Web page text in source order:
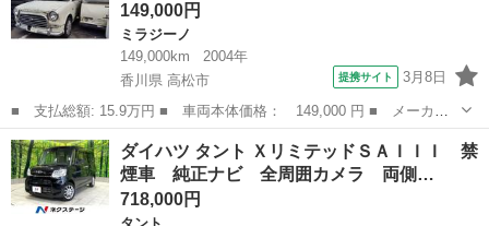
ラ ＵＳＢ入力...149,000円
ミラジーノ
149,000km
2004年
香川県 高松市
提携サイト 3月8日
■ 支払総額: 15.9万円 ■ 車両本体価格： 149,000 円 ■ メーカー
名： ダイハツ ■ 車種名： ミラジーノ ■ グレード名： ジーノ
■ 排気量： 660cc ■ ドア枚数： 5D ■ ミッション： AT4...
香川 高松市 ミラジーノ
ダイハツ タント ＸリミテッドＳＡＩＩＩ 禁
煙車 純正ナビ 全周囲カメラ 両側…
718,000円